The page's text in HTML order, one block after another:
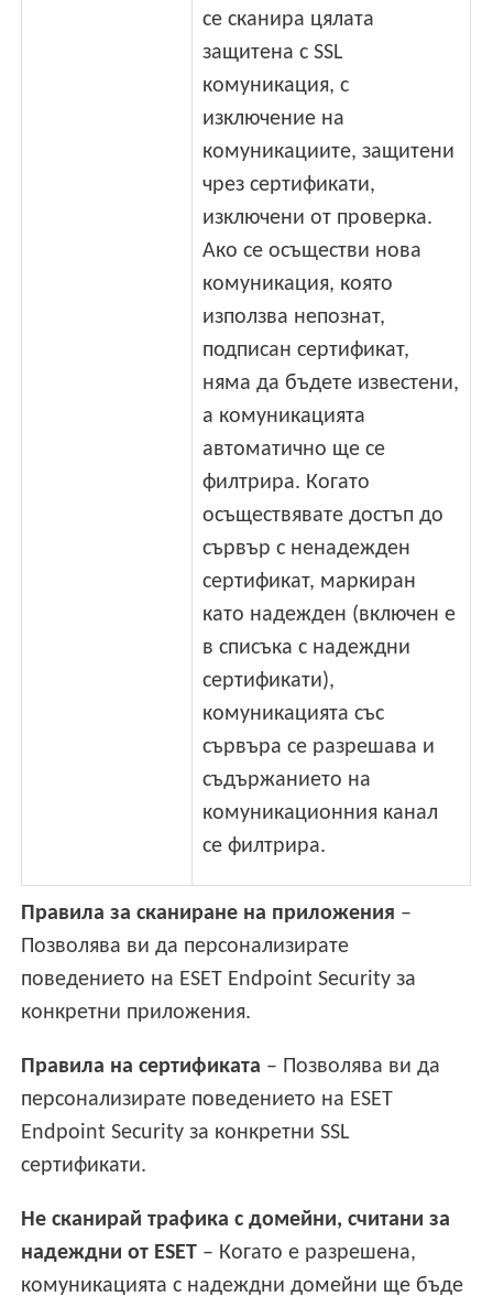
се сканира цялата
защитена с SSL
комуникация, с
изключение на
комуникациите, защитени
чрез сертификати,
изключени от проверка.
Ако се осъществи нова
комуникация, която
използва непознат,
подписан сертификат,
няма да бъдете известени,
а комуникацията
автоматично ще се
филтрира. Когато
осъществявате достъп до
сървър с ненадежден
сертификат, маркиран
като надежден (включен е
в списъка с надеждни
сертификати),
комуникацията със
сървъра се разрешава и
съдържанието на
комуникационния канал
се филтрира.
Правила за сканиране на приложения –
Позволява ви да персонализирате
поведението на ESET Endpoint Security за
конкретни приложения.
Правила на сертификата – Позволява ви да
персонализирате поведението на ESET
Endpoint Security за конкретни SSL
сертификати.
Не сканирай трафика с домейни, считани за
надеждни от ESET – Когато е разрешена,
комуникацията с надеждни домейни ще бъде